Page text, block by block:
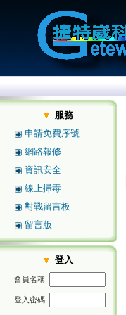
服務
申請免費序號
網路報修
資訊安全
線上掃毒
對戰留言板
留言版
登入
會員名稱
登入密碼